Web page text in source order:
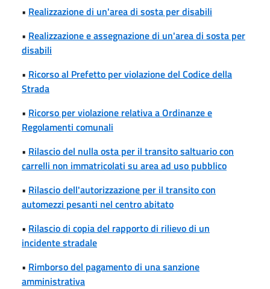
• Realizzazione di un'area di sosta per disabili
• Realizzazione e assegnazione di un'area di sosta per
disabili
• Ricorso al Prefetto per violazione del Codice della
Strada
• Ricorso per violazione relativa a Ordinanze e
Regolamenti comunali
• Rilascio del nulla osta per il transito saltuario con
carrelli non immatricolati su area ad uso pubblico
• Rilascio dell'autorizzazione per il transito con
automezzi pesanti nel centro abitato
• Rilascio di copia del rapporto di rilievo di un
incidente stradale
• Rimborso del pagamento di una sanzione
amministrativa